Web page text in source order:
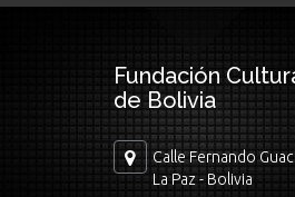
Fundación
de Bolivia
Calle Fernando
La Paz - Bolivia